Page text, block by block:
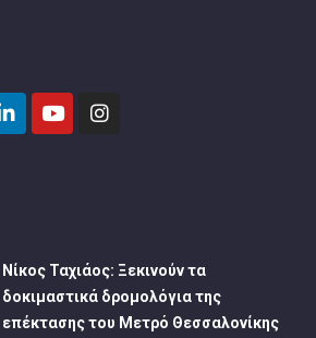
Νίκος Ταχιάος: Ξεκινούν τα
δοκιμαστικά δρομολόγια της
επέκτασης του Μετρό Θεσσαλονίκης